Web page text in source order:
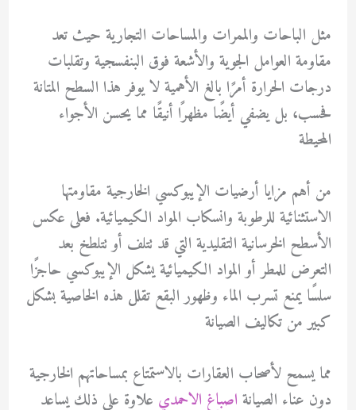
مثل الباحات والممرات والمساحات التجارية حيث تعد
مقاومة العوامل الجوية والأشعة فوق البنفسجية وتقلبات
درجات الحرارة أمرًا بالغ الأهمية لا يوفر هذا السطح المتانة
فحسب، بل يضفي أيضًا مظهرًا أنيقًا مما يحسن الأجواء
المحيطة
من أهم مزايا أرضيات الإيبوكسي الخارجية مقاومتها
الاستثنائية للرطوبة وانسكاب المواد الكيميائية. فعلى عكس
الأسطح الخرسانية التقليدية التي قد تتلف أو تتلطخ بعد
التعرض للمطر أو المواد الكيميائية يشكل الإيبوكسي حاجزًا
سلسًا يمنع تسرب الماء وظهور البقع تقلل هذه الخاصية بشكل
كبير من تكاليف الصيانة
مما يسمح لأصحاب العقارات بالاستمتاع بمساحاتهم الخارجية
دون عناء الصيانة اصباغ الاحمدي علاوة على ذلك يساعد